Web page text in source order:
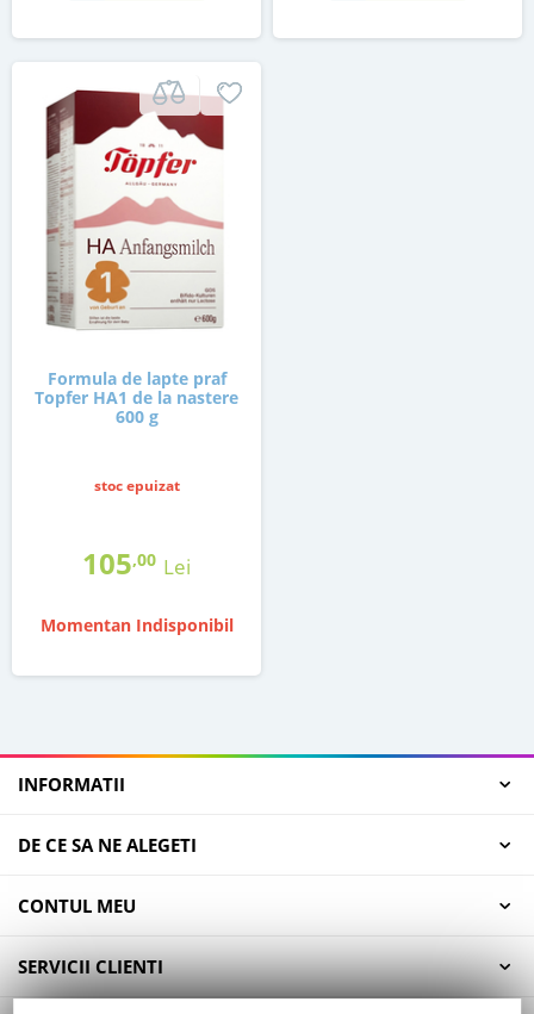
Formula de lapte praf
Topfer HA1 de la nastere
600 g
stoc epuizat
105,00 Lei
Momentan Indisponibil
INFORMATII
DE CE SA NE ALEGETI
CONTUL MEU
SERVICII CLIENTI